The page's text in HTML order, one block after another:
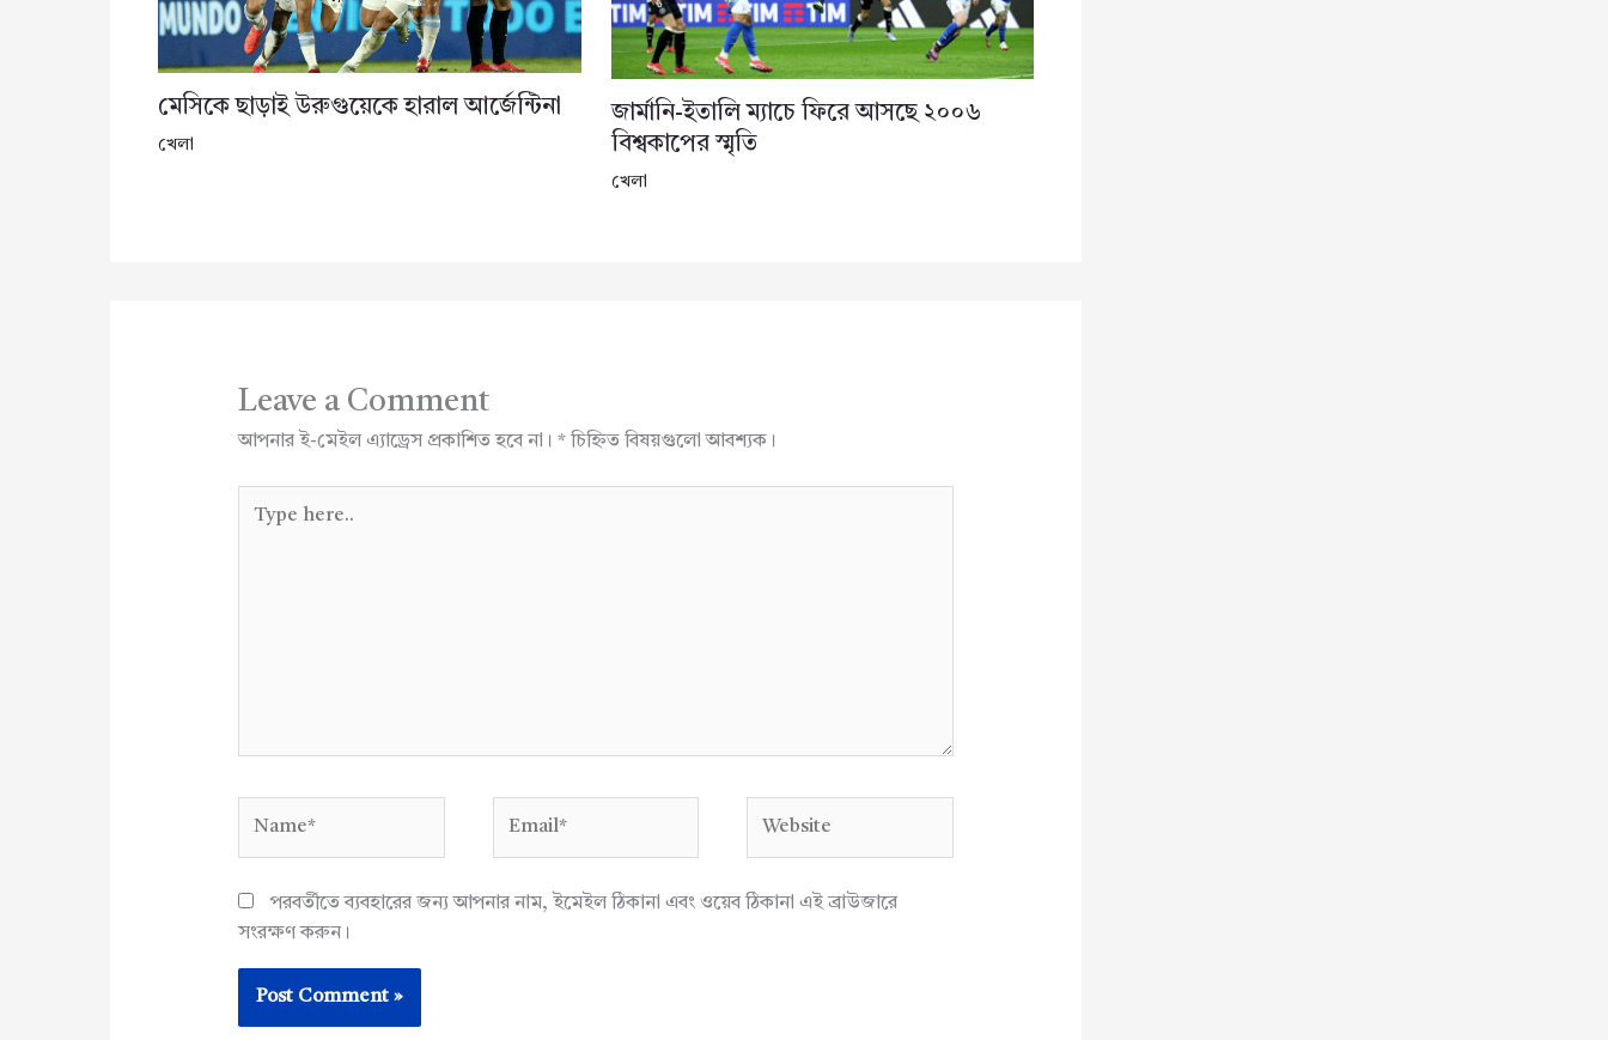
মেসিকে ছাড়াই উরুগুয়েকে হারাল আর্জেন্টিনা
খেলা
জার্মানি-ইতালি ম্যাচে ফিরে আসছে ২০০৬
বিশ্বকাপের স্মৃতি
খেলা
Leave a Comment
আপনার ই-মেইল এ্যাড্রেস প্রকাশিত হবে না। *চিহ্নিত বিষয়গুলো আবশ্যক।
here..
পরবর্তীতে ব্যবহারের জন্য আপনার নাম, ইমেইল ঠিকানা এবং ওয়েব ঠিকানা এই ব্রাউজারে
সংরক্ষণ করুন।